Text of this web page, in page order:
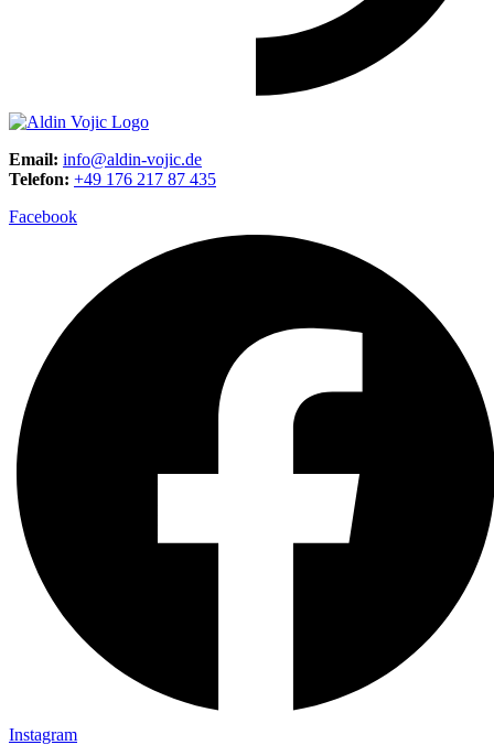
Email: info@aldin-vojic.de
Telefon: +49 176 217 87 435
Facebook
Instagram